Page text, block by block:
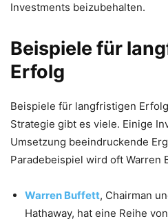
Investments beizubehalten.
Beispiele für
Erfolg
Beispiele für langfristigen
Strategie gibt es viele. Einige
Umsetzung beeindruckende
Paradebeispiel wird oft Warren
Warren Buffett, Chairman
Hathaway, hat eine Reihe